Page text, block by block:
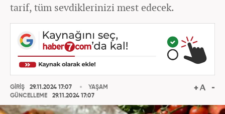
tarif, tüm sevdiklerinizi mest edecek.
GİRİŞ
29.11.2024 17:07
GÜNCELLEME
29.11.2024 17:07
YAŞAM